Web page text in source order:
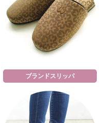
ブランドスリッパ